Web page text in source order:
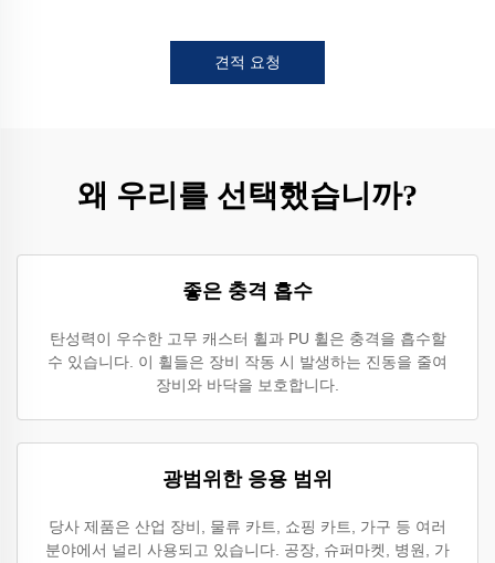
견적 요청
왜 우리를 선택했습니까?
좋은 충격 흡수
탄성력이 우수한 고무 캐스터 휠과 PU 휠은 충격을 흡수할
수 있습니다. 이 휠들은 장비 작동 시 발생하는 진동을 줄여
장비와 바닥을 보호합니다.
광범위한 응용 범위
당사 제품은 산업 장비, 물류 카트, 쇼핑 카트, 가구 등 여러
분야에서 널리 사용되고 있습니다. 공장, 슈퍼마켓, 병원, 가